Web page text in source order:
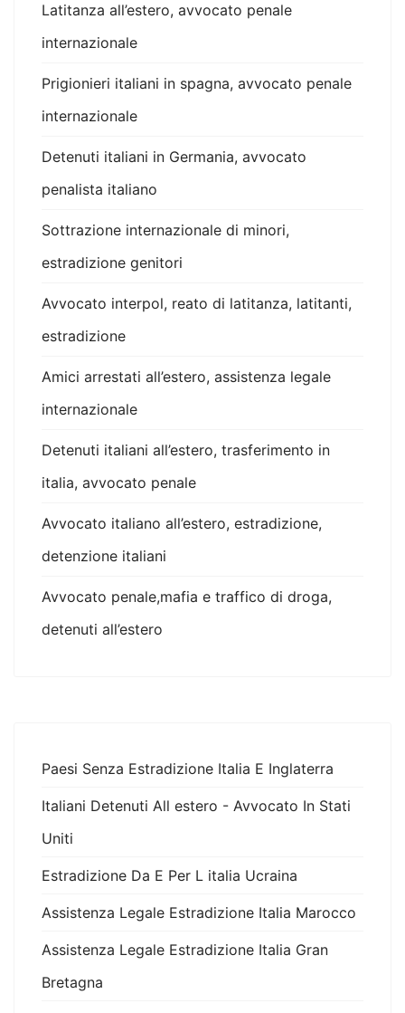
Latitanza all’estero, avvocato penale
internazionale
Prigionieri italiani in spagna, avvocato penale
internazionale
Detenuti italiani in Germania, avvocato
penalista italiano
Sottrazione internazionale di minori,
estradizione genitori
Avvocato interpol, reato di latitanza, latitanti,
estradizione
Amici arrestati all’estero, assistenza legale
internazionale
Detenuti italiani all’estero, trasferimento in
italia, avvocato penale
Avvocato italiano all’estero, estradizione,
detenzione italiani
Avvocato penale,mafia e traffico di droga,
detenuti all’estero
Paesi Senza Estradizione Italia E Inglaterra
Italiani Detenuti All estero - Avvocato In Stati
Uniti
Estradizione Da E Per L italia Ucraina
Assistenza Legale Estradizione Italia Marocco
Assistenza Legale Estradizione Italia Gran
Bretagna